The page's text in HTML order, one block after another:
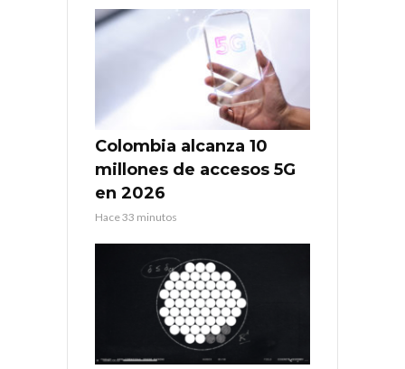
Colombia alcanza 10
millones de accesos 5G
en 2026
Hace 33 minutos